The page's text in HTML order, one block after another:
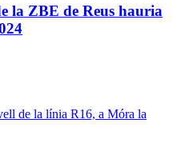
la ZBE de Reus hauria